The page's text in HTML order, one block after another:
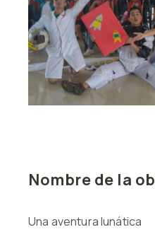
Nombre de la
Una aventura lunática